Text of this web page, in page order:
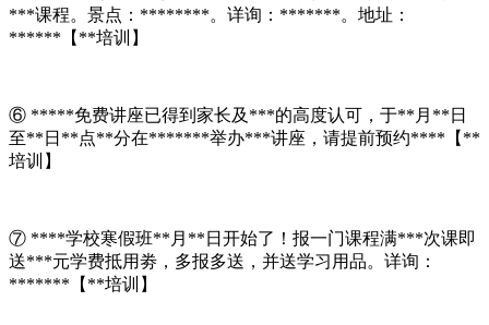
***课程。景点：********。详询：*******。地址：
******【**培训】
⑥ *****免费讲座已得到家长及***的高度认可，于**月**日
至**日**点**分在*******举办***讲座，请提前预约****【**
培训】
⑦ ****学校寒假班**月**日开始了！报一门课程满***次课即
送***元学费抵用劵，多报多送，并送学习用品。详询：
*******【**培训】